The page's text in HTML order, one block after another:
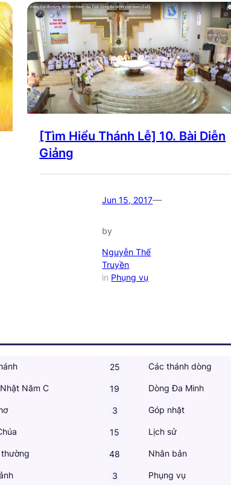
[Tìm Hiểu Thánh Lễ] 10. Bài Diễn
Giảng
Jun 15, 2017—
by
Nguyễn Thế
Truyền
in Phụng vụ
25 Các thánh dòng
Năm C 19 Dòng Đa Minh
3 Góp nhặt
15 Lịch sử
48 Nhân bản
3 Phụng vụ